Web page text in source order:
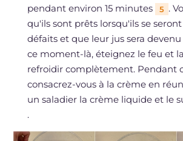
pendant environ 15 minutes
5 .
qu'ils sont prêts lorsqu'ils se
défaits et que leur jus sera devenu
ce moment-là, éteignez le feu et
refroidir complètement. Pendant
consacrez-vous à la crème en
un saladier la crème liquide et le
.